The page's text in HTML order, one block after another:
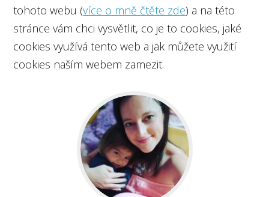
tohoto webu (více o mně čtěte zde) a na této
stránce vám chci vysvětlit, co je to cookies, jaké
cookies využívá tento web a jak můžete využití
cookies naším webem zamezit.